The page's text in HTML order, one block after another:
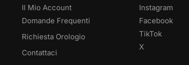
Il Mio Account
Domande Frequenti
Richiesta Orologio
Contattaci
Instagram
Facebook
TikTok
X